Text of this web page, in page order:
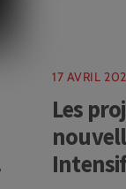
17 AVRIL
Les